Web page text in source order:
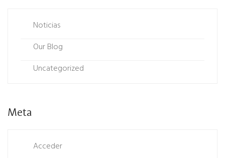
Noticias
Our Blog
Uncategorized
Meta
Acceder